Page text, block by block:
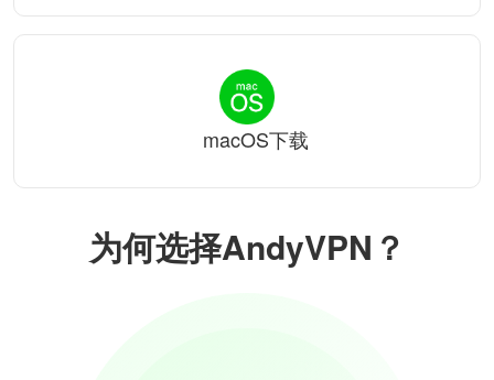
为何选择AndyVPN？
macOS下载